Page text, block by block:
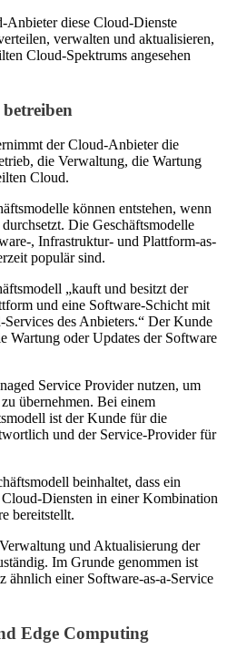
Anbieter diese Cloud-Dienste
verwalten und aktualisieren,
Cloud-Spektrums angesehen
der Cloud-Anbieter die
die Verwaltung, die Wartung
Cloud.
können entstehen, wenn
Die Geschäftsmodelle
, Infrastruktur- und Plattform-as-
populär sind.
„kauft und besitzt der
und eine Software-Schicht mit
des Anbieters.“ Der Kunde
Wartung oder Updates der Software
Service Provider nutzen, um
übernehmen. Bei einem
ist der Kunde für die
und der Service-Provider für
beinhaltet, dass ein
Diensten in einer Kombination
bereitstellt.
und Aktualisierung der
Im Grunde genommen ist
ähnlich einer Software-as-a-Service
Edge Computing